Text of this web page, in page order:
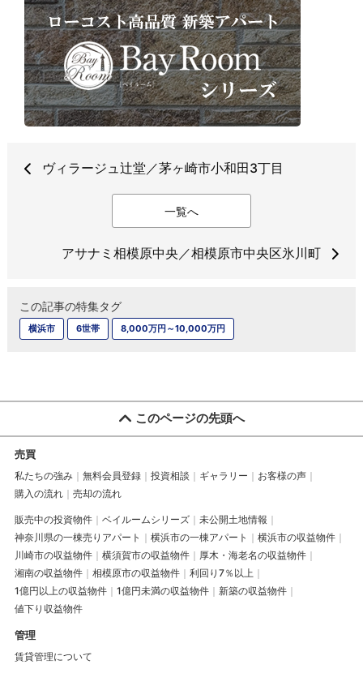
ヴィラージュ辻堂／茅ヶ崎市小和田3丁目
一覧へ
アサナミ相模原中央／相模原市中央区氷川町
この記事の特集タグ
横浜市 6世帯 8,000万円～10,000万円
このページの先頭へ
売買
私たちの強み 無料会員登録 投資相談 ギャラリー
お客様の声
購入の流れ
売却の流れ
販売中の投資物件 ベイルームシリーズ
未公開土地情報
神奈川県の一棟売りアパート
横浜市の一棟アパート
横浜市の収益物件
川崎市の収益物件
横須賀市の収益物件
厚木・海老名の収益物件
湘南の収益物件
相模原市の収益物件
利回り7％以上
1億円以上の収益物件
1億円未満の収益物件
新築の収益物件
値下り収益物件
管理
賃貸管理について